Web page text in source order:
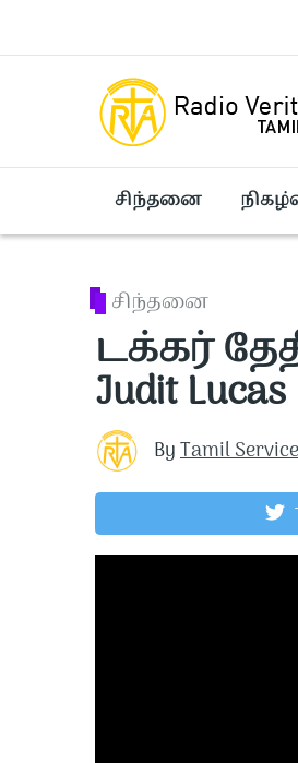
சிந்தனை
சிந்தனை
டக்கர்
Judit
ByTamil Service